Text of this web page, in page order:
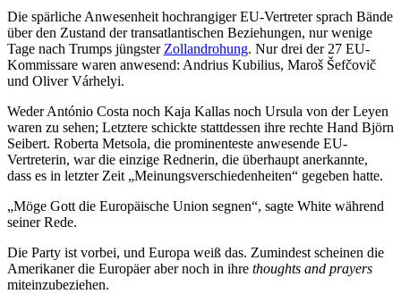
Die spärliche Anwesenheit hochrangiger EU-Vertreter sprach Bände
über den Zustand der transatlantischen Beziehungen, nur wenige
Tage nach Trumps jüngster Zollandrohung. Nur drei der 27 EU-
Kommissare waren anwesend: Andrius Kubilius, Maroš Šefčovič
und Oliver Várhelyi.
Weder António Costa noch Kaja Kallas noch Ursula von der Leyen
waren zu sehen; Letztere schickte stattdessen ihre rechte Hand Björn
Seibert. Roberta Metsola, die prominenteste anwesende EU-
Vertreterin, war die einzige Rednerin, die überhaupt anerkannte,
dass es in letzter Zeit „Meinungsverschiedenheiten“ gegeben hatte.
„Möge Gott die Europäische Union segnen“, sagte White während
seiner Rede.
Die Party ist vorbei, und Europa weiß das. Zumindest scheinen die
Amerikaner die Europäer aber noch in ihre thoughts and prayers
miteinzubeziehen.